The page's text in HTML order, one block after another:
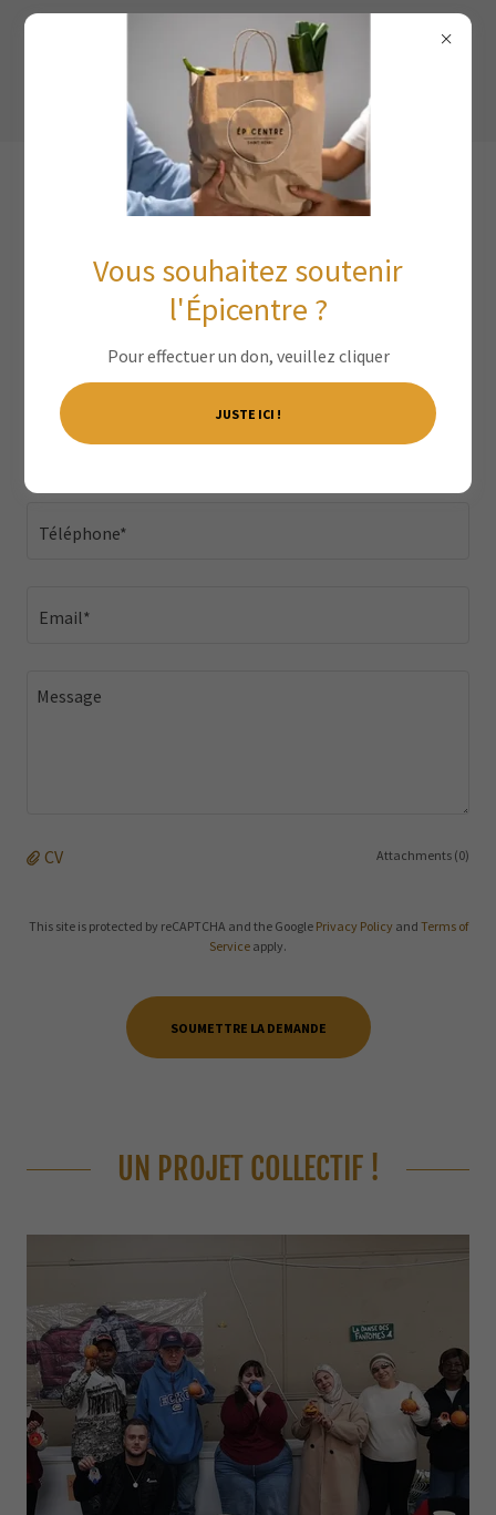
JOIGNEZ-VOUS À NOTRE
TRIBU DE BÉNÉVOLES !
Formulaire d'inscription
Prénom et Nom*
Téléphone*
Email*
CV Attachments (0)
This site is protected by reCAPTCHA and the Google Privacy Policyand Terms of
Service apply.
SOUMETTRE LA DEMANDE
UN PROJET COLLECTIF !
Vous souhaitez soutenir
l'Épicentre ?
Pour effectuer un don, veuillez cliquer
JUSTE ICI !